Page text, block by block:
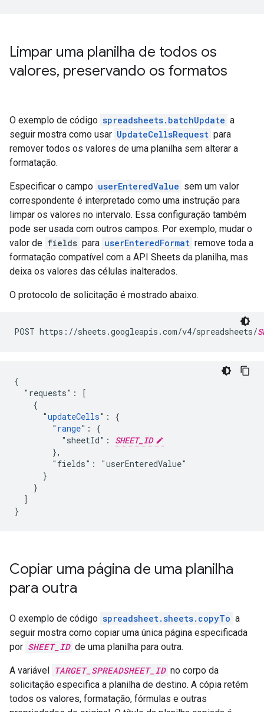
Limpar uma planilha de todos os
valores, preservando os formatos
O exemplo de código spreadsheets.batchUpdate a
seguir mostra como usar UpdateCellsRequest para
remover todos os valores de uma planilha sem alterar a
formatação.
Especificar o campo userEnteredValue sem um valor
correspondente é interpretado como uma instrução para
limpar os valores no intervalo. Essa configuração também
pode ser usada com outros campos. Por exemplo, mudar o
valor de fields para userEnteredFormat remove toda a
formatação compatível com a API Sheets da planilha, mas
deixa os valores das células inalterados.
O protocolo de solicitação é mostrado abaixo.
POST https://sheets.googleapis.com/v4/spreadsheets/
{
  "requests": [
    {
      "
updateCells": {
        "
range": {
          "sheetId":
SHEET_ID
        },
        "fields": "userEnteredValue"
      }
    }
  ]
}
Copiar uma página de uma planilha
para outra
O exemplo de código spreadsheet.sheets.copyTo a
seguir mostra como copiar uma única página especificada
por SHEET_ID de uma planilha para outra.
A variável TARGET_SPREADSHEET_ID no corpo da
solicitação especifica a planilha de destino. A cópia retém
todos os valores, formatação, fórmulas e outras